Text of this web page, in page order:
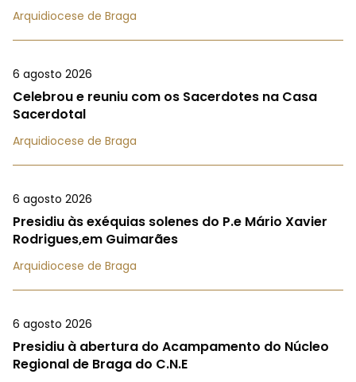
Arquidiocese de Braga
6 agosto 2026
Celebrou e reuniu com os Sacerdotes na Casa
Sacerdotal
Arquidiocese de Braga
6 agosto 2026
Presidiu às exéquias solenes do P.e Mário Xavier
Rodrigues,em Guimarães
Arquidiocese de Braga
6 agosto 2026
Presidiu à abertura do Acampamento do Núcleo
Regional de Braga do C.N.E